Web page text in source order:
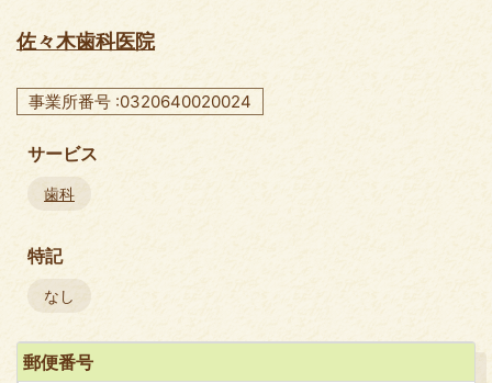
佐々木歯科医院
事業所番号 :0320640020024
サービス
歯科
特記
なし
郵便番号